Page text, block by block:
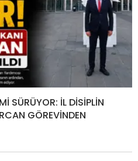
SÜRÜYOR: İL DİSİPLİN
GÖREVİNDEN